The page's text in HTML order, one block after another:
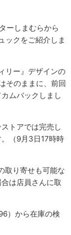
ーしまむらから
ックをご紹介しま
リー』デザインの
そのままに、前回
ムバックしまし
トアでは完売し
（9月3日17時時
取り寄せも可能な
は店員さんに取
）から在庫の検